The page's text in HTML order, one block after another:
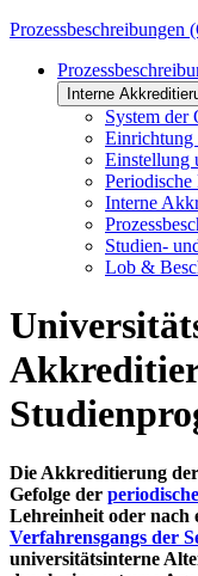
Prozessbeschreibungen
Interne
System der
Einrichtung
Einstellung
Periodische
Interne
Studien-
Lob &
Die Akkreditierung
Gefolge der
Lehreinheit oder nach
Verfahrensgangs der
universitätsinterne